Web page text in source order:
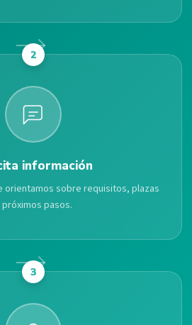
2
información
orientamos sobre requisitos, plazas
próximos pasos.
3